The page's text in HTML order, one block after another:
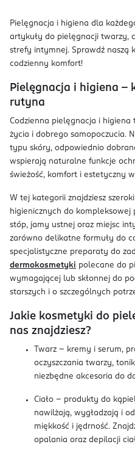
Pielęgnacja i higiena dla
artykuły do pielęgnacji twarzy,
strefy intymnej. Sprawdź naszą
codzienny komfort!
Pielęgnacja i higiena –
rutyna
Codzienna pielęgnacja i
życia i dobrego samopoczucia.
typu skóry, odpowiednio
wspierają naturalne funkcje
świeżość, komfort i estetyczny
W tej kategorii znajdziesz
higienicznych do kompleksowej
stóp, jamy ustnej oraz miejsc
zarówno delikatne formuły do
specjalistyczne preparaty do
dermokosmetyki polecane do
wymagającej lub skłonnej do
starszych i o szczególnych
Jakie kosmetyki do
nas znajdziesz?
Twarz – kremy i serum,
oczyszczania twarzy,
niezbędne akcesoria do
Ciało – produkty do
nawilżają, wygładzają i
miękkość i jędrność.
opalania oraz depilacji